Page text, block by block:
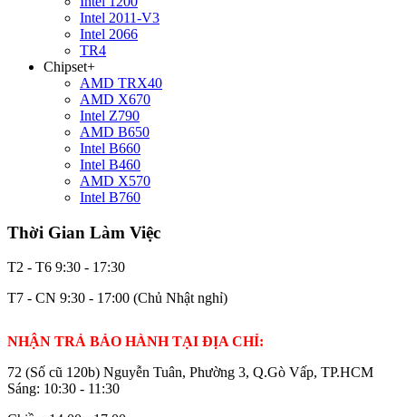
Intel 2011-V3
Intel 2066
TR4
Chipset+
AMD TRX40
AMD X670
Intel Z790
AMD B650
Intel B660
Intel B460
AMD X570
Intel B760
Thời Gian Làm Việc
T2 - T6 9:30 - 17:30
T7 - CN 9:30 - 17:00 (Chủ Nhật nghỉ)
NHẬN TRẢ BẢO HÀNH TẠI ĐỊA CHỈ:
72 (Số cũ 120b) Nguyễn Tuân, Phường 3, Q.Gò Vấp, TP.HCM
Sáng: 10:30 - 11:30